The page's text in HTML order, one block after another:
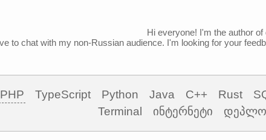
Hi everyone! I'm the author of
to chat with my non-Russian audience. I'm looking for your
PHP TypeScript Python Java C++ Rust
Terminal
ინტერნეტი